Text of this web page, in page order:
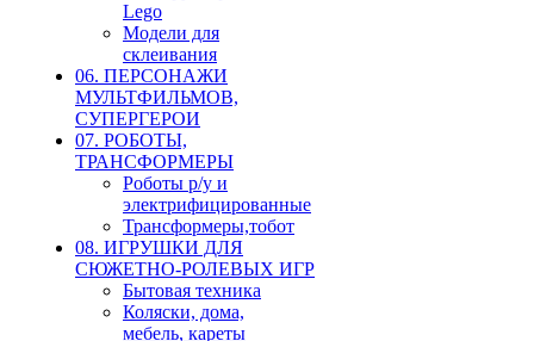
Lego
Модели для
склеивания
06. ПЕРСОНАЖИ
МУЛЬТФИЛЬМОВ,
СУПЕРГЕРОИ
07. РОБОТЫ,
ТРАНСФОРМЕРЫ
Роботы р/у и
электрифицированные
Трансформеры,тобот
08. ИГРУШКИ ДЛЯ
СЮЖЕТНО-РОЛЕВЫХ ИГР
Бытовая техника
Коляски, дома,
мебель, кареты